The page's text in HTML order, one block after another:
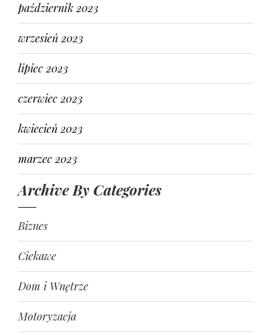
październik 2023
wrzesień 2023
lipiec 2023
czerwiec 2023
kwiecień 2023
marzec 2023
Archive By Categories
Biznes
Ciekawe
Dom i Wnętrze
Motoryzacja